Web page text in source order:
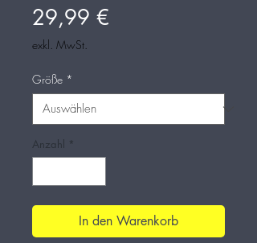
29,99 €
exkl. MwSt.
Größe *
Anzahl *
In den Warenkorb